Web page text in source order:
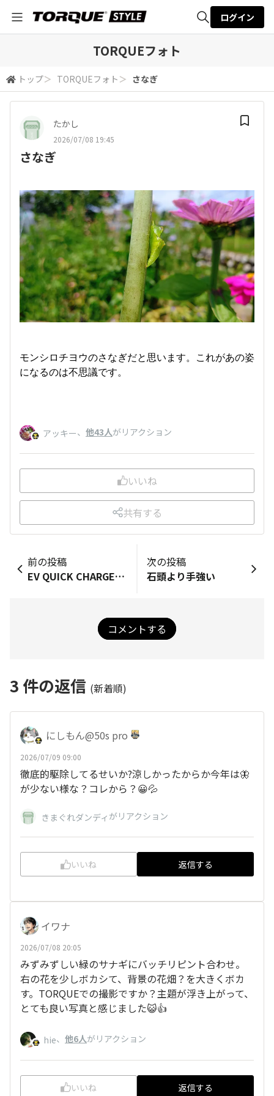
検索
ログイン
TORQUEフォト
トップ＞ TORQUEフォト ＞ さなぎ
たかし
2026/07/08 19:45
さなぎ
モンシロチヨウのさなぎだと思います。これがあの姿
になるのは不思議です。
アッキー、 他43人がリアクション
いいね
共有する
前の投稿
EV QUICK CHARGEING POINT
次の投稿
石頭より手強い
コメントする
3 件の返信 (新着順)
にしもん@50s pro
2026/07/09 09:00
徹底的駆除してるせいか?涼しかったからか今年は🦋
が少ない様な？コレから？😀💦
きまぐれダンディ がリアクション
いいね 返信する
イワナ
2026/07/08 20:05
みずみずしい緑のサナギにバッチリピント合わせ。
右の花を少しボカシて、背景の花畑？を大きくボカ
す。TORQUEでの撮影ですか？主題が浮き上がって、
とても良い写真と感じました😺👍️
hie、 他6人がリアクション
いいね 返信する